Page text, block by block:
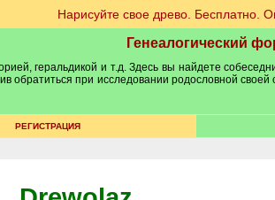
Нарисуйте свое древо. Бесплатно.
Генеалогический
геральдикой и т.д. Здесь вы найдете
обратиться при исследовании родословной
РЕГИСТРАЦИЯ